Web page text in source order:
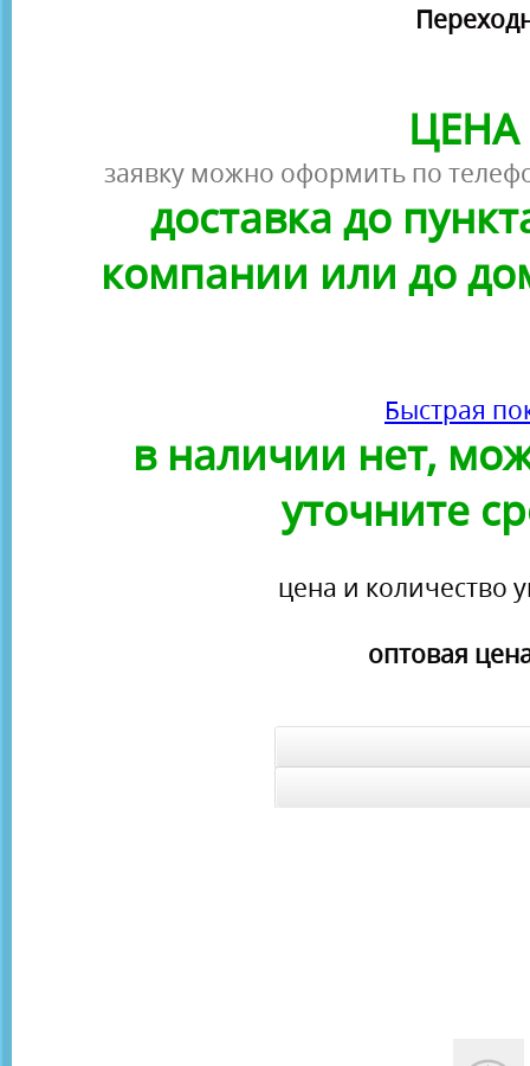
ЦЕНА
заявку можно оформить по
доставка до
компании или до
Быстрая
в наличии нет,
уточните
цена и количество
оптовая